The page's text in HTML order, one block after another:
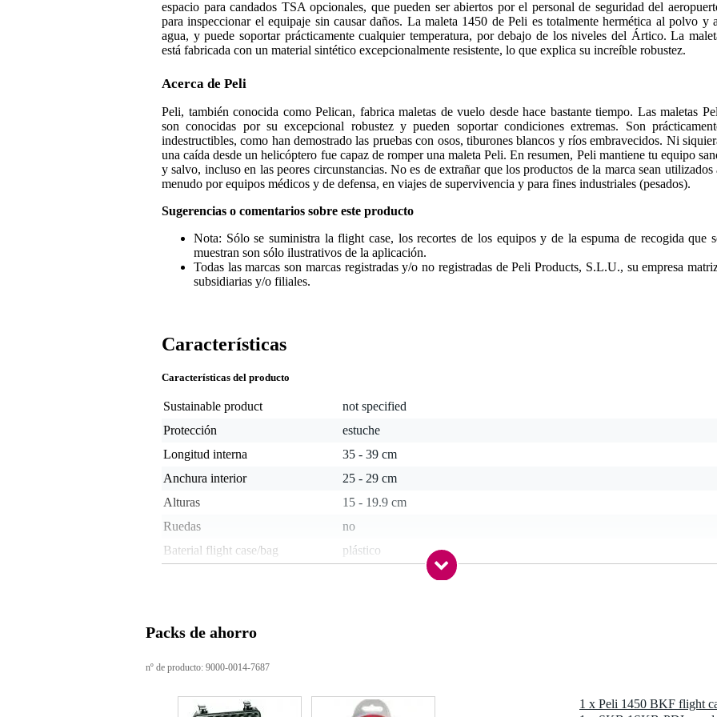
espacio para candados TSA opcionales, que pueden ser abiertos por el personal de seguridad del
para inspeccionar el equipaje sin causar daños. La maleta 1450 de Peli es totalmente hermética al polvo y
agua, y puede soportar prácticamente cualquier temperatura, por debajo de los niveles del Ártico. La
está fabricada con un material sintético excepcionalmente resistente, lo que explica su increíble robustez.
Acerca de Peli
Peli, también conocida como Pelican, fabrica maletas de vuelo desde hace bastante tiempo. Las maletas
son conocidas por su excepcional robustez y pueden soportar condiciones extremas. Son
indestructibles, como han demostrado las pruebas con osos, tiburones blancos y ríos embravecidos. Ni
una caída desde un helicóptero fue capaz de romper una maleta Peli. En resumen, Peli mantiene tu equipo
y salvo, incluso en las peores circunstancias. No es de extrañar que los productos de la marca sean utilizados
menudo por equipos médicos y de defensa, en viajes de supervivencia y para fines industriales (pesados).
Sugerencias o comentarios sobre este producto
Nota: Sólo se suministra la flight case, los recortes de los equipos y de la espuma de recogida que
muestran son sólo ilustrativos de la aplicación.
Todas las marcas son marcas registradas y/o no registradas de Peli Products, S.L.U., su empresa
subsidiarias y/o filiales.
Características
Características del producto
Sustainable product
not specified
Protección
estuche
Longitud interna
35 - 39 cm
Anchura interior
25 - 29 cm
Alturas
15 - 19.9 cm
Ruedas
no
Baterial flight case/bag
plástico
Dimensiones(incluyendo el paquete)
Características del producto
flight case universal
equipado con espuma para púas
Packs de ahorro
nº de producto: 9000-0014-7687